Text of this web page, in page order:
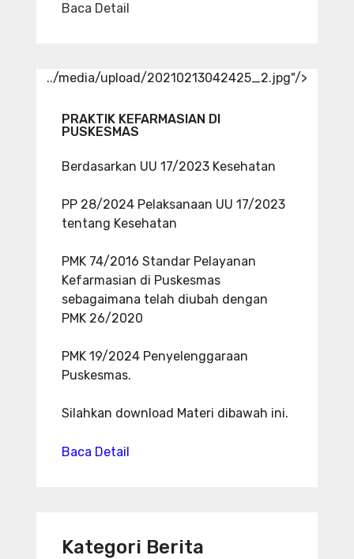
Baca Detail
../media/upload/20210213042425_2.jpg"/>
PRAKTIK KEFARMASIAN DI
PUSKESMAS
Berdasarkan UU 17/2023 Kesehatan
PP 28/2024 Pelaksanaan UU 17/2023
tentang Kesehatan
PMK 74/2016 Standar Pelayanan
Kefarmasian di Puskesmas
sebagaimana telah diubah dengan
PMK 26/2020
PMK 19/2024 Penyelenggaraan
Puskesmas.
Silahkan download Materi dibawah ini.
Baca Detail
Kategori Berita